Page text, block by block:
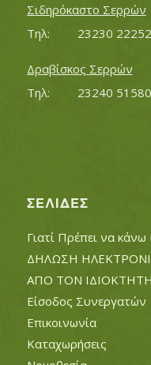
Σιδηρόκαστο Σερρών
Τηλ:		23230 22252
Δραβίσκος Σερρών
Τηλ:		23240 51580
ΣΕΛΊΔΕΣ
Γιατί Πρέπει να
ΔΗΛΩΣΗ
ΑΠΟ ΤΟΝ
Είσοδος Συνεργατών
Επικοινωνία
Καταχωρήσεις